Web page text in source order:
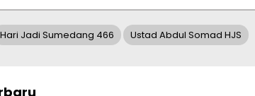
Hari Jadi Sumedang 466 Ustad Abdul Somad HJS